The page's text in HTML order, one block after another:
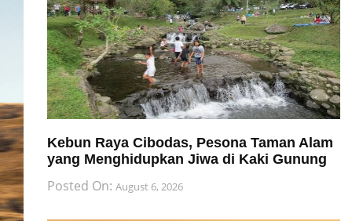
Kebun Raya Cibodas, Pesona Taman Alam
yang Menghidupkan Jiwa di Kaki Gunung
Posted On: August 6, 2026